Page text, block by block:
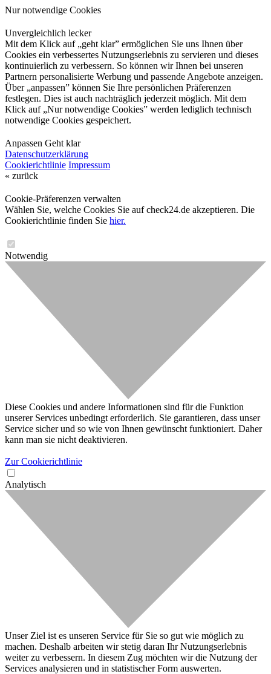
Nur notwendige Cookies
Unvergleichlich lecker
Mit dem Klick auf „geht klar” ermöglichen Sie uns Ihnen über
Cookies ein verbessertes Nutzungserlebnis zu servieren und dieses
kontinuierlich zu verbessern. So können wir Ihnen bei unseren
Partnern personalisierte Werbung und passende Angebote anzeigen.
Über „anpassen” können Sie Ihre persönlichen Präferenzen
festlegen. Dies ist auch nachträglich jederzeit möglich. Mit dem
Klick auf „Nur notwendige Cookies” werden lediglich technisch
notwendige Cookies gespeichert.
Anpassen Geht klar
Datenschutzerklärung
Cookierichtlinie Impressum
« zurück
Cookie-Präferenzen verwalten
Wählen Sie, welche Cookies Sie auf check24.de akzeptieren. Die
Cookierichtlinie finden Sie hier.
Notwendig
Diese Cookies und andere Informationen sind für die Funktion
unserer Services unbedingt erforderlich. Sie garantieren, dass unser
Service sicher und so wie von Ihnen gewünscht funktioniert. Daher
kann man sie nicht deaktivieren.
Zur Cookierichtlinie
Analytisch
Unser Ziel ist es unseren Service für Sie so gut wie möglich zu
machen. Deshalb arbeiten wir stetig daran Ihr Nutzungserlebnis
weiter zu verbessern. In diesem Zug möchten wir die Nutzung der
Services analysieren und in statistischer Form auswerten.